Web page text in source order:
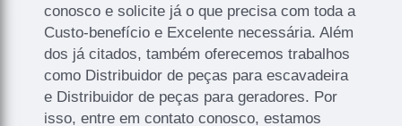
conosco e solicite já o que precisa com toda a
Custo-benefício e Excelente necessária. Além
dos já citados, também oferecemos trabalhos
como Distribuidor de peças para escavadeira
e Distribuidor de peças para geradores. Por
isso, entre em contato conosco, estamos